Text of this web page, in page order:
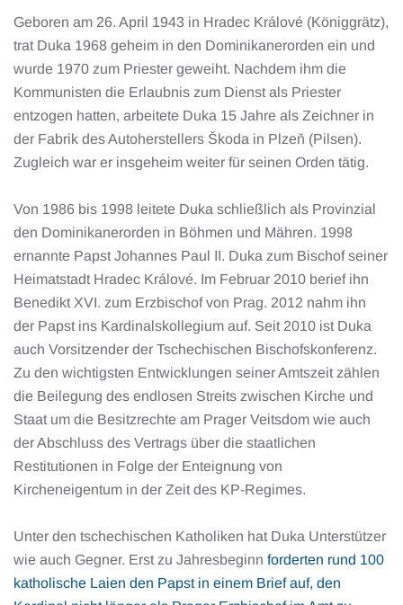
Geboren am 26. April 1943 in Hradec Králové (Königgrätz),
trat Duka 1968 geheim in den Dominikanerorden ein und
wurde 1970 zum Priester geweiht. Nachdem ihm die
Kommunisten die Erlaubnis zum Dienst als Priester
entzogen hatten, arbeitete Duka 15 Jahre als Zeichner in
der Fabrik des Autoherstellers Škoda in Plzeň (Pilsen).
Zugleich war er insgeheim weiter für seinen Orden tätig.
Von 1986 bis 1998 leitete Duka schließlich als Provinzial
den Dominikanerorden in Böhmen und Mähren. 1998
ernannte Papst Johannes Paul II. Duka zum Bischof seiner
Heimatstadt Hradec Králové. Im Februar 2010 berief ihn
Benedikt XVI. zum Erzbischof von Prag. 2012 nahm ihn
der Papst ins Kardinalskollegium auf. Seit 2010 ist Duka
auch Vorsitzender der Tschechischen Bischofskonferenz.
Zu den wichtigsten Entwicklungen seiner Amtszeit zählen
die Beilegung des endlosen Streits zwischen Kirche und
Staat um die Besitzrechte am Prager Veitsdom wie auch
der Abschluss des Vertrags über die staatlichen
Restitutionen in Folge der Enteignung von
Kircheneigentum in der Zeit des KP-Regimes.
Unter den tschechischen Katholiken hat Duka Unterstützer
wie auch Gegner. Erst zu Jahresbeginn forderten rund 100
katholische Laien den Papst in einem Brief auf, den